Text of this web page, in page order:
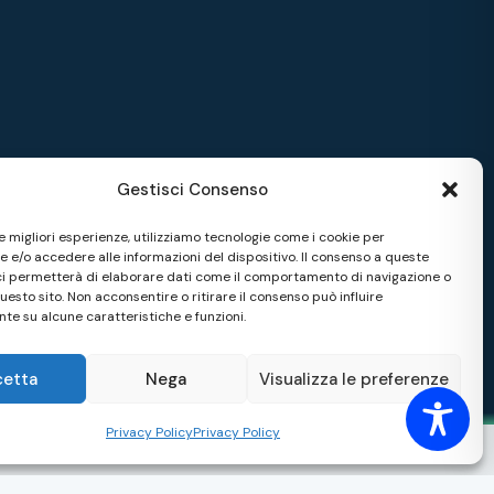
Gestisci Consenso
migliori esperienze, utilizziamo tecnologie come i cookie per
e/o accedere alle informazioni del dispositivo. Il consenso a queste
permetterà di elaborare dati come il comportamento di navigazione o
sito. Non acconsentire o ritirare il consenso può influire
su alcune caratteristiche e funzioni.
Nega Visualizza le preferenze
Privacy PolicyPrivacy Policy